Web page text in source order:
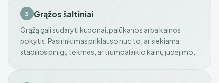
3 Grąžos šaltiniai
Grąžą gali sudaryti kuponai, palūkanos arba kainos
pokytis. Pasirinkimas priklauso nuo to, ar siekiama
stabilios pinigų tėkmės, ar trumpalaikio kainų judėjimo.